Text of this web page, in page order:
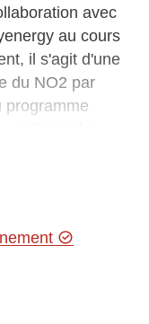
avec
au cours
il s'agit d'une
du NO2 par
programme
respectives,
à améliorer
des efforts